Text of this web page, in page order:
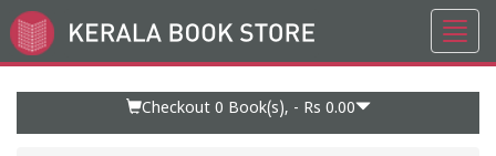
Go
to
Checkout 0 Book(s), - Rs 0.00